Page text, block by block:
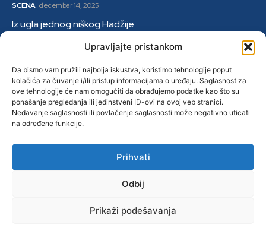
Upravljajte pristankom
Da bismo vam pružili najbolja iskustva, koristimo tehnologije poput
kolačića za čuvanje i/ili pristup informacijama o uređaju. Saglasnost za
ove tehnologije će nam omogućiti da obrađujemo podatke kao što su
ponašanje pregledanja ili jedinstveni ID-ovi na ovoj veb stranici.
Nedavanje saglasnosti ili povlačenje saglasnosti može negativno uticati
na određene funkcije.
Prihvati
Odbij
Prikaži podešavanja
SCENA decembar 14, 2025
Iz ugla jednog niškog Hadžije
Kategorije
Grad
Region
Scena